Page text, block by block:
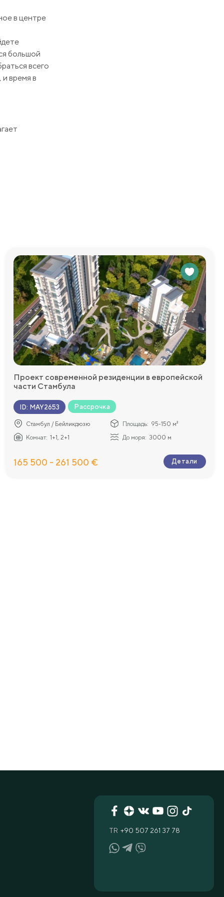
в центре
большой
всего
время в
любителей
свою
на строительство
Проект современной резиденции в европейской
части Стамбула
ID: MAY2653 Рассрочка
Стамбул / Бейликдюзю Площадь: 95-150 м²
Комнат: 1+1, 2+1 До моря: 3000 м
165 500 - 261 500 € Детали
TR +90 507 261 37 78